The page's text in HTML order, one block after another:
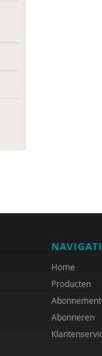
Home
Producten
Abonneren